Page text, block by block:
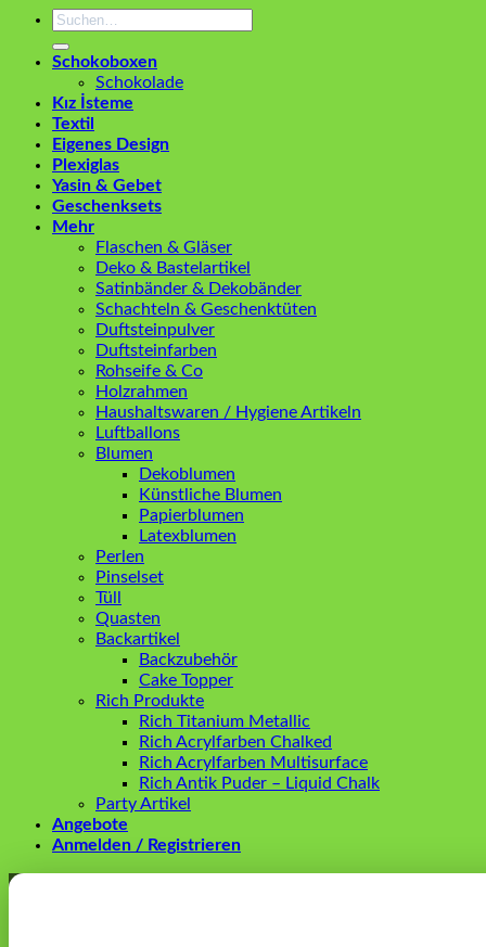
Suchen
Schokoboxen
Schokolade
Kız İsteme
Textil
Eigenes Design
Plexiglas
Yasin & Gebet
Geschenksets
Mehr
Flaschen & Gläser
Deko & Bastelartikel
Satinbänder & Dekobänder
Schachteln & Geschenktüten
Duftsteinpulver
Duftsteinfarben
Rohseife & Co
Holzrahmen
Haushaltswaren / Hygiene Artikeln
Luftballons
Blumen
Dekoblumen
Künstliche Blumen
Papierblumen
Latexblumen
Perlen
Pinselset
Tüll
Quasten
Backartikel
Backzubehör
Cake Topper
Rich Produkte
Rich Titanium Metallic
Rich Acrylfarben Chalked
Rich Acrylfarben Multisurface
Rich Antik Puder – Liquid Chalk
Party Artikel
Angebote
Anmelden / Registrieren
Anmelden